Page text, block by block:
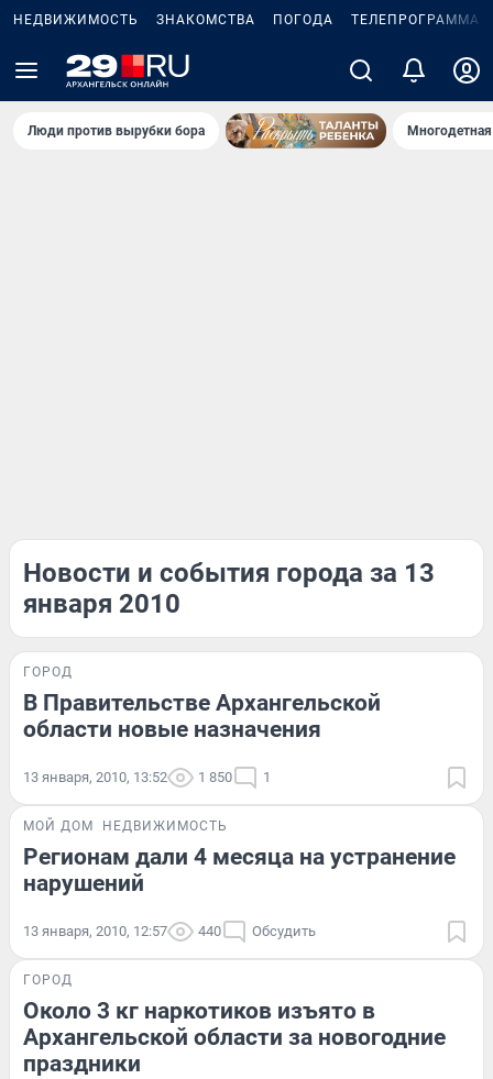
НЕДВИЖИМОСТЬ ЗНАКОМСТВА ПОГОДА ТЕЛЕПРОГРАММА
Люди против вырубки бора
Новости и события города за 13
января 2010
ГОРОД
В Правительстве Архангельской
области новые назначения
13 января, 2010, 13:52 1 850 1
МОЙ ДОМ НЕДВИЖИМОСТЬ
Регионам дали 4 месяца на устранение
нарушений
13 января, 2010, 12:57 440 Обсудить
ГОРОД
Около 3 кг наркотиков изъято в
Архангельской области за новогодние
праздники